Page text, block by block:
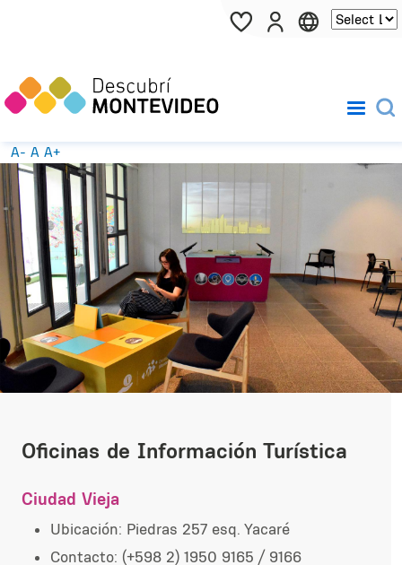
Pasar al contenido principal
A- A A+
Oficinas de Información Turística
Ciudad Vieja
Ubicación: Piedras 257 esq. Yacaré
Contacto: (+598 2) 1950 9165 / 9166